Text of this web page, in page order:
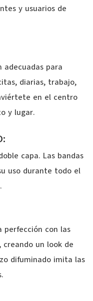
y usuarios de
adecuadas para
diarias, trabajo,
en el centro
y lugar.
capa. Las bandas
uso durante todo el
perfección con las
un look de
difuminado imita las